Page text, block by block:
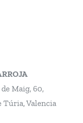
Maig, 60,
Túria, Valencia